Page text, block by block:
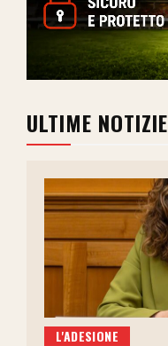
ULTIME NOTIZIE
L'ADESIONE